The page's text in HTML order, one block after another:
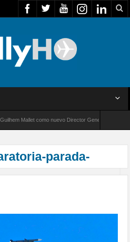
Mallet como nuevo Director General para
parada-